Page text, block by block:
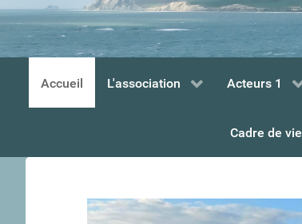
Accueil L'association Acteurs 1
Cadre de vie